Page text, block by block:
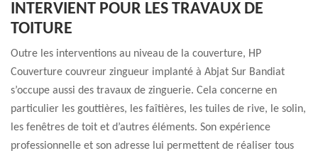
INTERVIENT POUR LES TRAVAUX DE
TOITURE
Outre les interventions au niveau de la couverture, HP
Couverture couvreur zingueur implanté à Abjat Sur Bandiat
s’occupe aussi des travaux de zinguerie. Cela concerne en
particulier les gouttières, les faîtières, les tuiles de rive, le solin,
les fenêtres de toit et d’autres éléments. Son expérience
professionnelle et son adresse lui permettent de réaliser tous